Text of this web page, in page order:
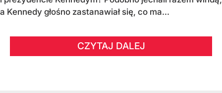
a Kennedy głośno zastanawiał się, co ma...
CZYTAJ DALEJ